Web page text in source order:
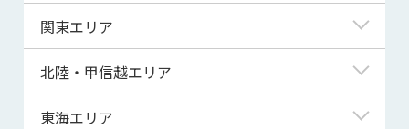
北海道
青森県
関東エリア
東京都
神奈川県
北陸・甲信越エリア
新潟県
東海エリア